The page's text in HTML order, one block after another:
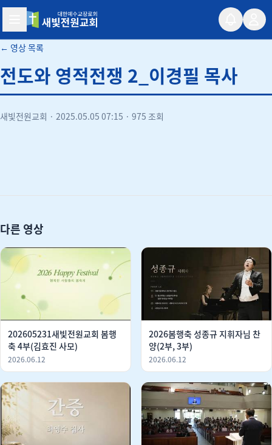
새빛전원교회
← 영상 목록
전도와 영적전쟁 2_이경필 목사
새빛전원교회 · 2025.05.05 07:15 · 975 조회
다른 영상
202605231새빛전원교회 봄행
축 4부(김효진 사모)
2026.06.12
2026봄행축 성종규 지휘자님 찬
양(2부, 3부)
2026.06.12